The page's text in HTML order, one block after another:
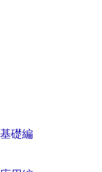
礎編